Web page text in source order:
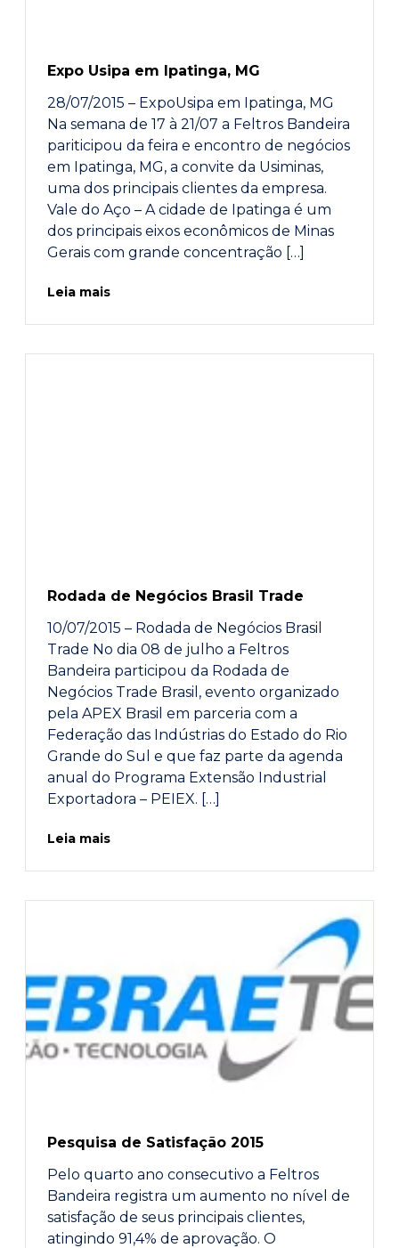
Expo Usipa em Ipatinga, MG
28/07/2015 – ExpoUsipa em Ipatinga, MG
Na semana de 17 à 21/07 a Feltros Bandeira
pariticipou da feira e encontro de negócios
em Ipatinga, MG, a convite da Usiminas,
uma dos principais clientes da empresa.
Vale do Aço – A cidade de Ipatinga é um
dos principais eixos econômicos de Minas
Gerais com grande concentração […]
Leia mais
Rodada de Negócios Brasil Trade
10/07/2015 – Rodada de Negócios Brasil
Trade No dia 08 de julho a Feltros
Bandeira participou da Rodada de
Negócios Trade Brasil, evento organizado
pela APEX Brasil em parceria com a
Federação das Indústrias do Estado do Rio
Grande do Sul e que faz parte da agenda
anual do Programa Extensão Industrial
Exportadora – PEIEX. […]
Leia mais
Pesquisa de Satisfação 2015
Pelo quarto ano consecutivo a Feltros
Bandeira registra um aumento no nível de
satisfação de seus principais clientes,
atingindo 91,4% de aprovação. O